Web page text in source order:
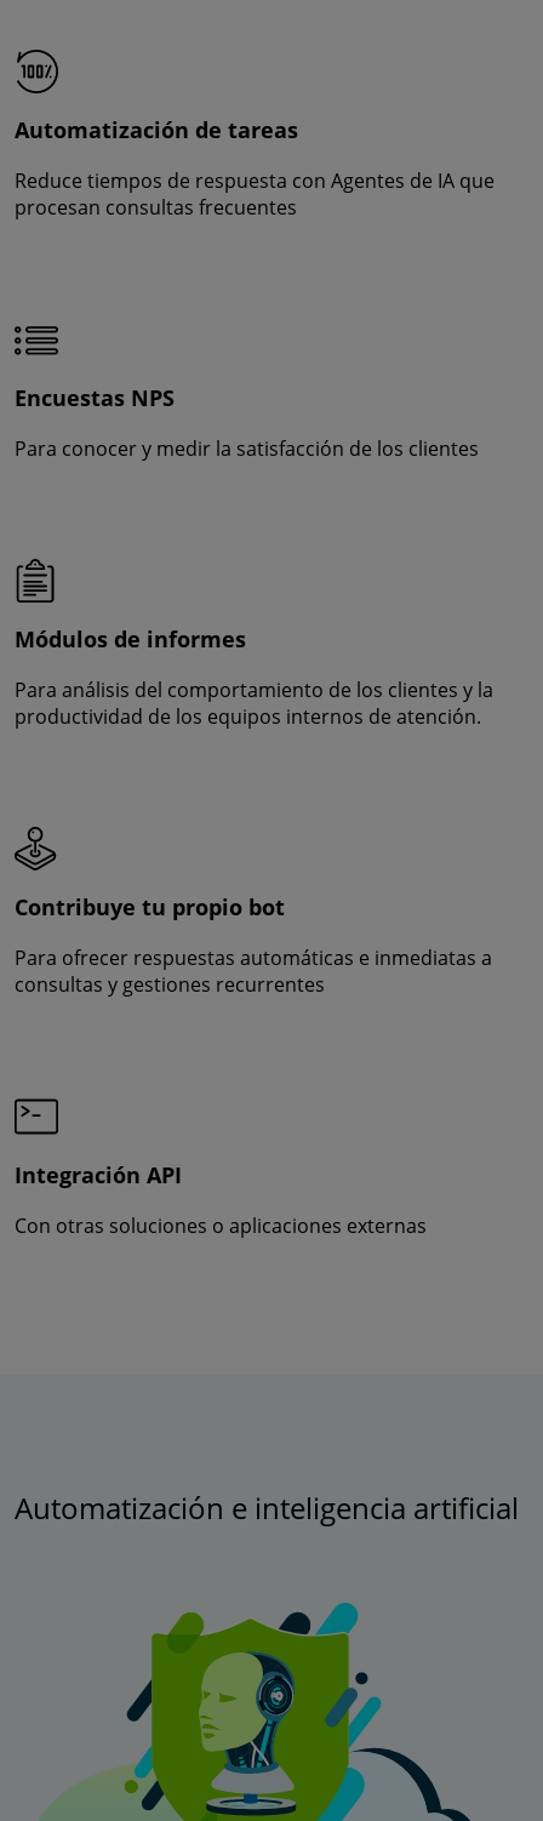
Automatización de tareas
Reduce tiempos de respuesta con Agentes de IA que
procesan consultas frecuentes
Encuestas NPS
Para conocer y medir la satisfacción de los clientes
Módulos de informes
Para análisis del comportamiento de los clientes y la
productividad de los equipos internos de atención.
Contribuye tu propio bot
Para ofrecer respuestas automáticas e inmediatas a
consultas y gestiones recurrentes
Integración API
Con otras soluciones o aplicaciones externas
Automatización e inteligencia artificial